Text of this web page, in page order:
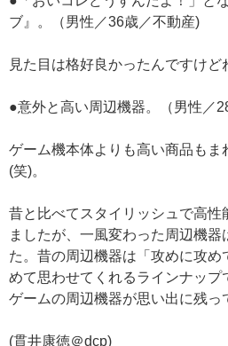
ブ』。（男性／36歳／不動産)
見た目は格好良かったんですけど
●意外と高い周辺機器。（男性／
ゲーム機本体よりも高い商品もま
(笑)。
昔と比べてスタイリッシュで高性
ましたが、一風変わった周辺機器
た。昔の周辺機器は「攻めに攻め
めて思わせてくれるラインナップ
ゲームの周辺機器が思い出に残っ
(貫井康徳＠dcp)